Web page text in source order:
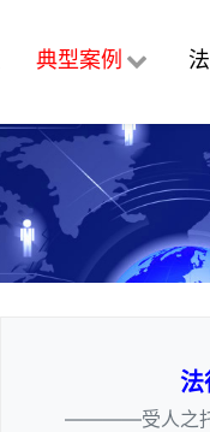
典型案例
————受人之